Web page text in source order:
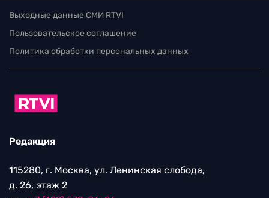
Выходные данные СМИ RTVI
Пользовательское соглашение
Политика обработки персональных данных
Редакция
115280, г. Москва, ул. Ленинская слобода,
д. 26, этаж 2